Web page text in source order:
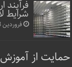
فرآیند
شرایط
فروردین 23, 1400
حمایت از